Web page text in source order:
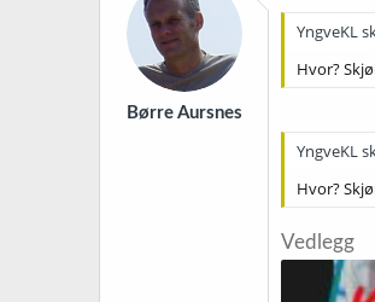
Børre Aursnes
YngveKL
Hvor?
YngveKL
Hvor?
Vedlegg